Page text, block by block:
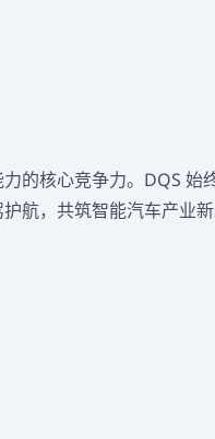
的核心竞争力。DQS 始
航，共筑智能汽车产业新